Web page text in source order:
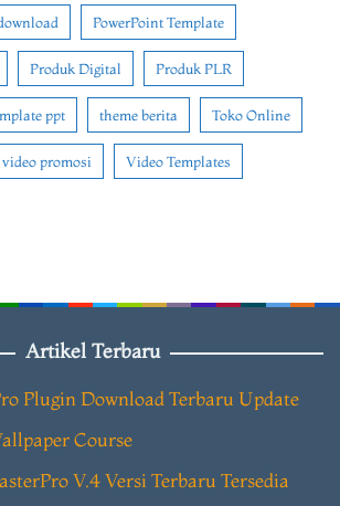
PowerPoint Template
Produk Digital Produk PLR
ppt theme berita Toko Online
video promosi Video Templates
Artikel Terbaru
Plugin Download Terbaru Update
Course
V.4 Versi Terbaru Tersedia